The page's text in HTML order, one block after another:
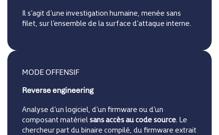
Il s’agit d’une investigation humaine, menée sans
filet, sur l’ensemble de la surface d’attaque interne.
MODE OFFENSIF
Reverse engineering
Analyse d’un logiciel, d’un firmware ou d’un
composant matériel sans accès au code source. Le
chercheur part du binaire compilé, du firmware extrait